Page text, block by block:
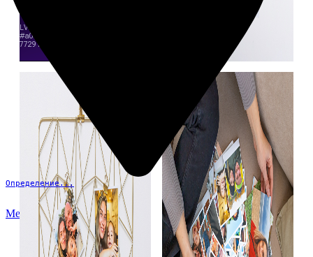
Определение...
Меню